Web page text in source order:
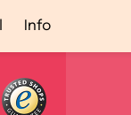
Info